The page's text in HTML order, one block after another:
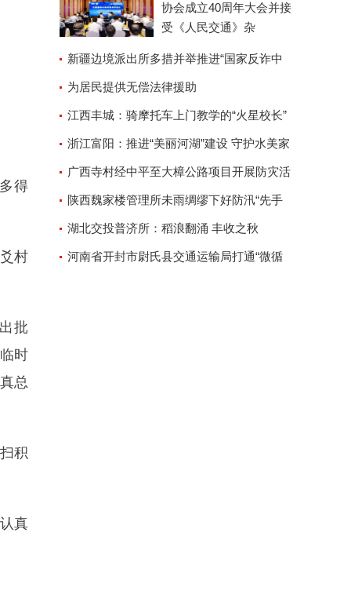
得
村
批
时
总
积
真
协会成立40周年大会并接
受《人民交通》杂
新疆边境派出所多措并举推进“国家反诈中
心”APP安装工作
为居民提供无偿法律援助
江西丰城：骑摩托车上门教学的“火星校长”
浙江富阳：推进“美丽河湖”建设 守护水美家
园广西寺村经中平至大樟公路项目开展防灾活
动陕西魏家楼管理所未雨绸缪下好防汛“先手
棋”湖北交投普济所：稻浪翻涌 丰收之秋
河南省开封市尉氏县交通运输局打通“微循